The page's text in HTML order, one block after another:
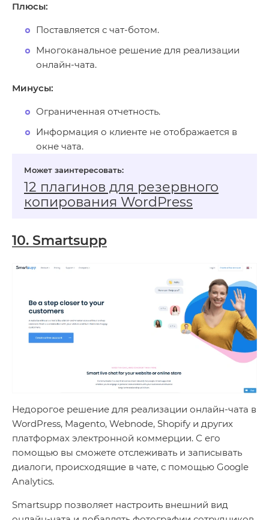
Плюсы:
Поставляется с чат-ботом.
Многоканальное решение для реализации
онлайн-чата.
Минусы:
Ограниченная отчетность.
Информация о клиенте не отображается в
окне чата.
12 плагинов для резервного
копирования WordPress
10. Smartsupp
Недорогое решение для реализации онлайн-чата в
WordPress, Magento, Webnode, Shopify и других
платформах электронной коммерции. С его
помощью вы сможете отслеживать и записывать
диалоги, происходящие в чате, с помощью Google
Analytics.
Smartsupp позволяет настроить внешний вид